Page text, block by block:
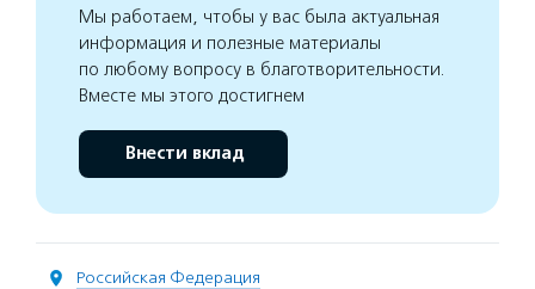
Мы работаем, чтобы у вас была актуальная
информация и полезные материалы
по любому вопросу в благотворительности.
Вместе мы этого достигнем
Внести вклад
Российская Федерация